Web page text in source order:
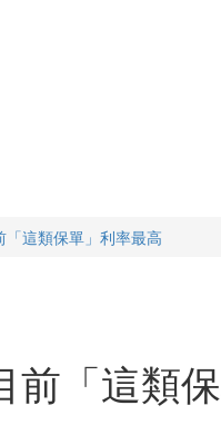
這類保單」利率最高
「這類